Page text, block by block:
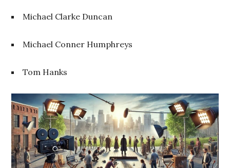
Michael Clarke Duncan
Michael Conner Humphreys
Tom Hanks